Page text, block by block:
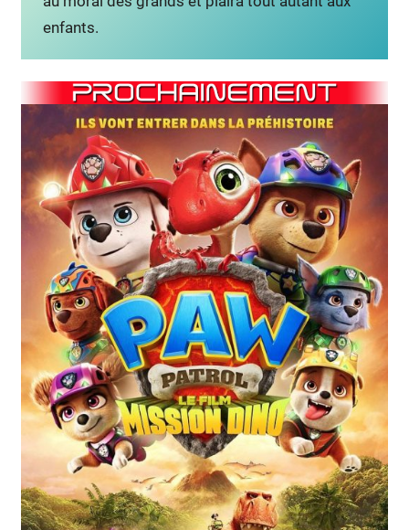
enfants.